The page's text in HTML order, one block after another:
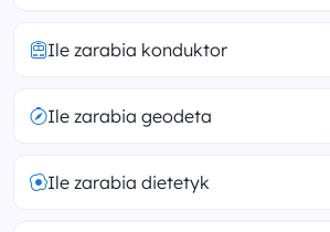
Ile zarabia konduktor
Ile zarabia geodeta
Ile zarabia dietetyk